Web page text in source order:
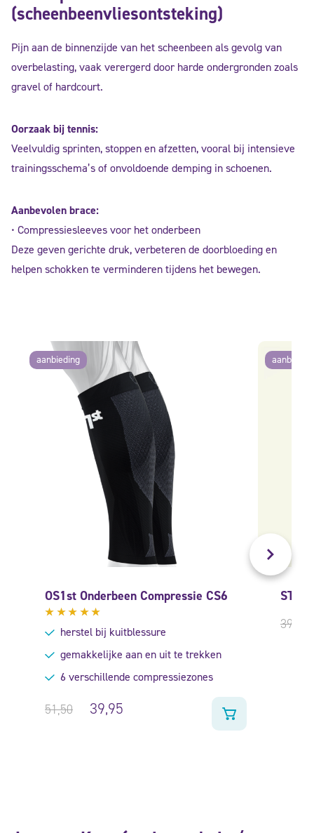
(scheenbeenvliesontsteking)
Pijn aan de binnenzijde van het scheenbeen als gevolg van
overbelasting, vaak verergerd door harde ondergronden zoals
gravel of hardcourt.
Oorzaak bij tennis:
Veelvuldig sprinten, stoppen en afzetten, vooral bij intensieve
trainingsschema’s of onvoldoende demping in schoenen.
Aanbevolen brace:
• Compressiesleeves voor het onderbeen
Deze geven gerichte druk, verbeteren de doorbloeding en
helpen schokken te verminderen tijdens het bewegen.
aanbieding
OS1st Onderbeen Compressie CS6
Gewaardeerd
5.00uit
herstel bij kuitblessure
gemakkelijke aan en uit te trekken
6 verschillende compressiezones
51,50 39,95
39,95